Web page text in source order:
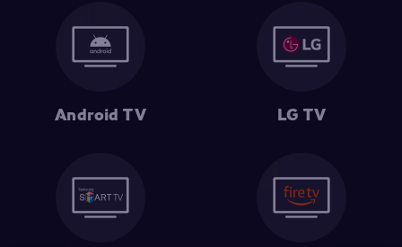
Android TV LG TV